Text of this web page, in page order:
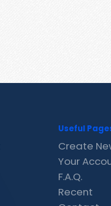
Useful
Create
Your
F.A.Q.
Recent